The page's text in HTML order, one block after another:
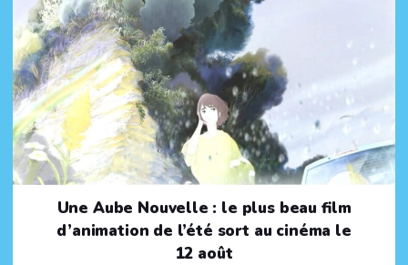
Une Aube Nouvelle : le plus beau film
d’animation de l’été sort au cinéma le
12 août